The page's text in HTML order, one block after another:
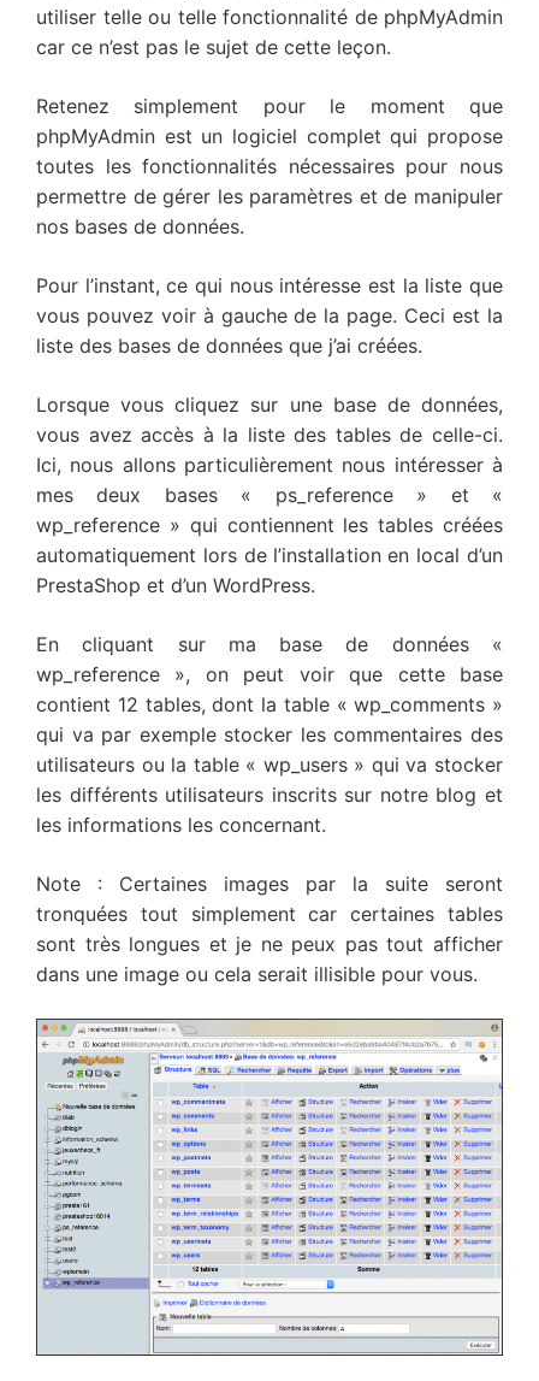
utiliser telle ou telle fonctionnalité de phpMyAdmin
car ce n’est pas le sujet de cette leçon.
Retenez simplement pour le moment que
phpMyAdmin est un logiciel complet qui propose
toutes les fonctionnalités nécessaires pour nous
permettre de gérer les paramètres et de manipuler
nos bases de données.
Pour l’instant, ce qui nous intéresse est la liste que
vous pouvez voir à gauche de la page. Ceci est la
liste des bases de données que j’ai créées.
Lorsque vous cliquez sur une base de données,
vous avez accès à la liste des tables de celle-ci.
Ici, nous allons particulièrement nous intéresser à
mes deux bases « ps_reference » et «
wp_reference » qui contiennent les tables créées
automatiquement lors de l’installation en local d’un
PrestaShop et d’un WordPress.
En cliquant sur ma base de données «
wp_reference », on peut voir que cette base
contient 12 tables, dont la table « wp_comments »
qui va par exemple stocker les commentaires des
utilisateurs ou la table « wp_users » qui va stocker
les différents utilisateurs inscrits sur notre blog et
les informations les concernant.
Note : Certaines images par la suite seront
tronquées tout simplement car certaines tables
sont très longues et je ne peux pas tout afficher
dans une image ou cela serait illisible pour vous.